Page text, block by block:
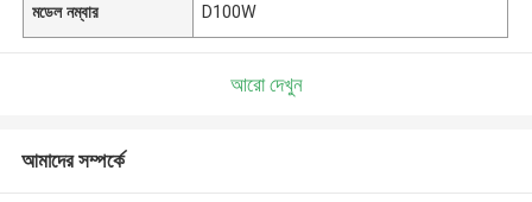
মডেল নম্বার D100W
আরো দেখুন
আমাদের সম্পর্কে